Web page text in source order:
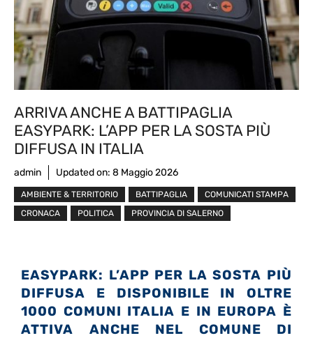
ARRIVA ANCHE A BATTIPAGLIA
EASYPARK: L’APP PER LA SOSTA PIÙ
DIFFUSA IN ITALIA
admin Updated on: 8 Maggio 2026
AMBIENTE & TERRITORIO BATTIPAGLIA
COMUNICATI STAMPA
CRONACA
POLITICA PROVINCIA DI SALERNO
EASYPARK: L’APP PER LA SOSTA PIÙ
DIFFUSA E DISPONIBILE IN OLTRE
1000 COMUNI ITALIA E IN EUROPA È
ATTIVA ANCHE NEL COMUNE DI